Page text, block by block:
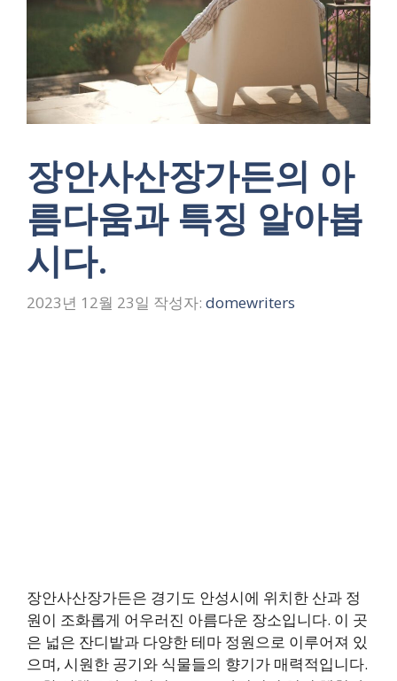
장안사산장가든의 아
름다움과 특징 알아봅
시다.
2023년 12월 23일 작성자: domewriters
장안사산장가든은 경기도 안성시에 위치한 산과 정
원이 조화롭게 어우러진 아름다운 장소입니다. 이 곳
은 넓은 잔디밭과 다양한 테마 정원으로 이루어져 있
으며, 시원한 공기와 식물들의 향기가 매력적입니다.